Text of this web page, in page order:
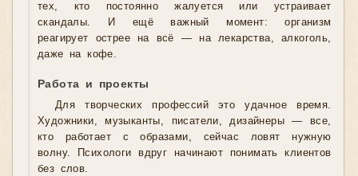
тех, кто постоянно жалуется или устраивает
скандалы. И ещё важный момент: организм
реагирует острее на всё — на лекарства, алкоголь,
даже на кофе.
Работа и проекты
Для творческих профессий это удачное время.
Художники, музыканты, писатели, дизайнеры — все,
кто работает с образами, сейчас ловят нужную
волну. Психологи вдруг начинают понимать клиентов
без слов.